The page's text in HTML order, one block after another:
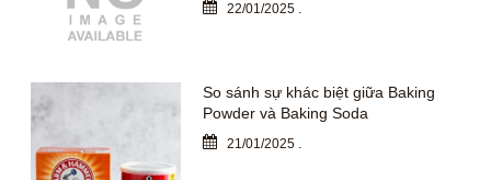
22/01/2025 .
So sánh sự khác biệt giữa Baking
Powder và Baking Soda
21/01/2025